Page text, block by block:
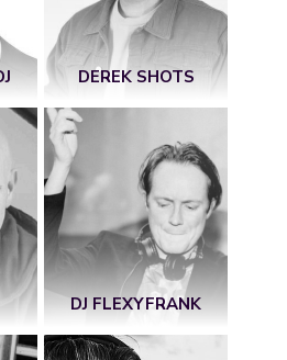
DEREK SHOTS
DJ FLEXYFRANK